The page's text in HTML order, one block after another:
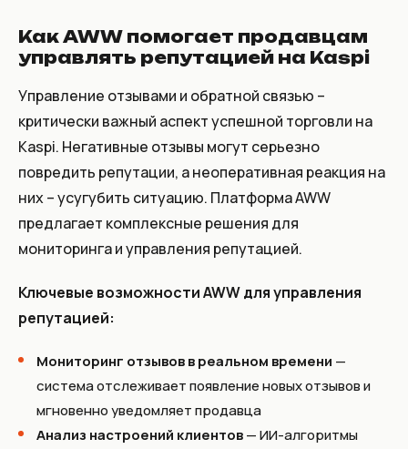
Как AWW помогает продавцам
управлять репутацией на Kaspi
Управление отзывами и обратной связью –
критически важный аспект успешной торговли на
Kaspi. Негативные отзывы могут серьезно
повредить репутации, а неоперативная реакция на
них – усугубить ситуацию. Платформа AWW
предлагает комплексные решения для
мониторинга и управления репутацией.
Ключевые возможности AWW для управления
репутацией:
Мониторинг отзывов в реальном времени —
система отслеживает появление новых отзывов и
мгновенно уведомляет продавца
Анализ настроений клиентов— ИИ-алгоритмы